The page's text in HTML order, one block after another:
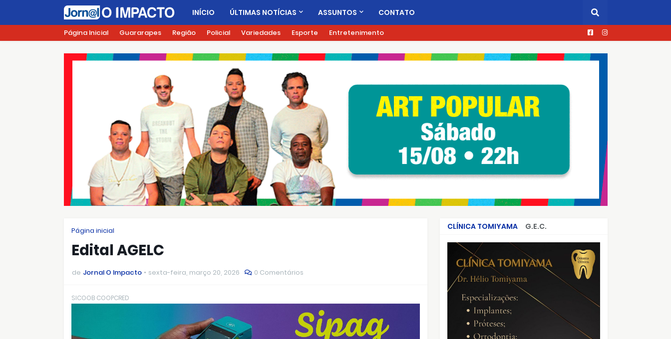
INÍCIO ÚLTIMAS NOTÍCIAS ASSUNTOS CONTATO
Página Inicial Guararapes Região Policial Variedades Esporte Entretenimento
Página inicial
Edital AGELC
de Jornal O Impacto sexta-feira, março 20, 2026 0 Comentários
SICOOB COOPCRED
CLÍNICA TOMIYAMA
G.E.C.
CRIMES QUE ABALARAM O BRASIL